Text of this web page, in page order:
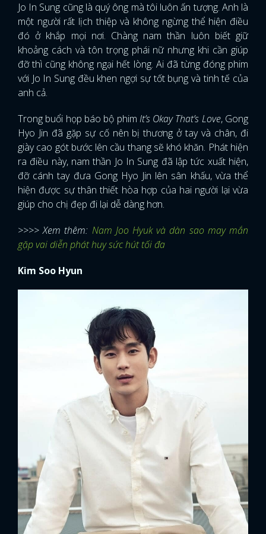
Jo In Sung cũng là quý ông mà tôi luôn ấn tượng. Anh là
một người rất lịch thiệp và không ngừng thể hiện điều
đó ở khắp mọi nơi. Chàng nam thần luôn biết giữ
khoảng cách và tôn trọng phái nữ nhưng khi cần giúp
đỡ thì cũng không ngại hết lòng. Ai đã từng đóng phim
với Jo In Sung đều khen ngợi sự tốt bụng và tinh tế của
anh cả.
Trong buổi họp báo bộ phim It’s Okay That’s Love, Gong
Hyo Jin đã gặp sự cố nên bị thương ở tay và chân, đi
giày cao gót bước lên cầu thang sẽ khó khăn. Phát hiện
ra điều này, nam thần Jo In Sung đã lập tức xuất hiện,
đỡ cánh tay đưa Gong Hyo Jin lên sân khấu, vừa thể
hiện được sự thân thiết hòa hợp của hai người lại vừa
giúp cho chị đẹp đi lại dễ dàng hơn.
>>>> Xem thêm: Nam Joo Hyuk và dàn sao may mắn
gặp vai diễn phát huy sức hút tối đa
Kim Soo Hyun